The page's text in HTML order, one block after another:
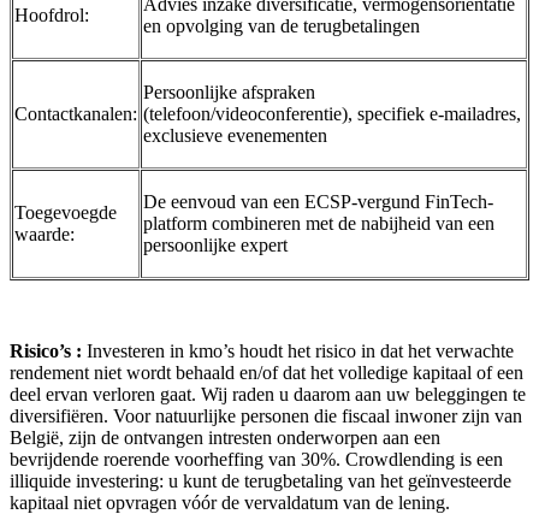
Hoofdrol:
en opvolging van de terugbetalingen
Contactkanalen:
Persoonlijke afspraken
(telefoon/videoconferentie), specifiek e-mailadres,
exclusieve evenementen
Toegevoegde
waarde:
De eenvoud van een ECSP-vergund FinTech-
platform combineren met de nabijheid van een
persoonlijke expert
Risico’s : Investeren in kmo’s houdt het risico in dat het verwachte
rendement niet wordt behaald en/of dat het volledige kapitaal of een
deel ervan verloren gaat. Wij raden u daarom aan uw beleggingen te
diversifiëren. Voor natuurlijke personen die fiscaal inwoner zijn van
België, zijn de ontvangen intresten onderworpen aan een
bevrijdende roerende voorheffing van 30%. Crowdlending is een
illiquide investering: u kunt de terugbetaling van het geïnvesteerde
kapitaal niet opvragen vóór de vervaldatum van de lening.